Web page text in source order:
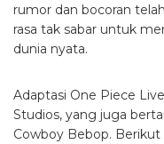
rumor dan bocoran
rasa tak sabar untuk
dunia nyata.
Adaptasi One Piece
Studios, yang juga
Cowboy Bebop.